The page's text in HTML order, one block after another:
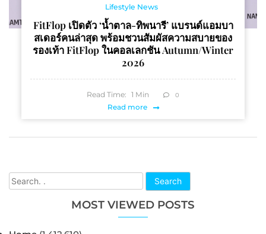
Search
MOST VIEWED POSTS
Lifestyle News
FitFlop เปิดตัว ‘น้ำตาล-ทิพนารี’ แบรนด์แอมบา
สเดอร์คนล่าสุด พร้อมชวนสัมผัสความสบายของ
รองเท้า FitFlop ในคอลเลกชัน Autumn/Winter
2026
Read Time: 1 Min 0
Read more